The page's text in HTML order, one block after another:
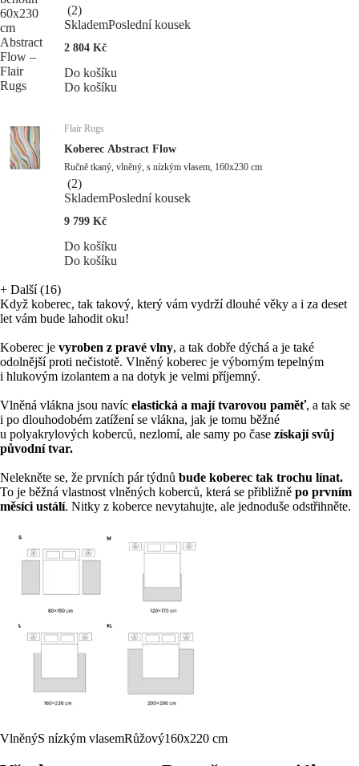
(2)
SklademPoslední kousek
2 804 Kč
Do košíku
Do košíku
Flair Rugs
Koberec Abstract Flow
Ručně tkaný, vlněný, s nízkým vlasem, 160x230 cm
(2)
SklademPoslední kousek
9 799 Kč
Do košíku
Do košíku
+ Další (16)
Když koberec, tak takový, který vám vydrží dlouhé věky a i za deset
let vám bude lahodit oku!
Koberec je vyroben z pravé vlny, a tak dobře dýchá a je také
odolnější proti nečistotě. Vlněný koberec je výborným tepelným
i hlukovým izolantem a na dotyk je velmi příjemný.
Vlněná vlákna jsou navíc elastická a mají tvarovou paměť, a tak se
i po dlouhodobém zatížení se vlákna, jak je tomu běžné
u polyakrylových koberců, nezlomí, ale samy po čase získají svůj
původní tvar.
Nelekněte se, že prvních pár týdnů bude koberec tak trochu línat.
To je běžná vlastnost vlněných koberců, která se přibližně po prvním
měsíci ustálí. Nitky z koberce nevytahujte, ale jednoduše odstřihněte.
VlněnýS nízkým vlasemRůžový160x220 cm